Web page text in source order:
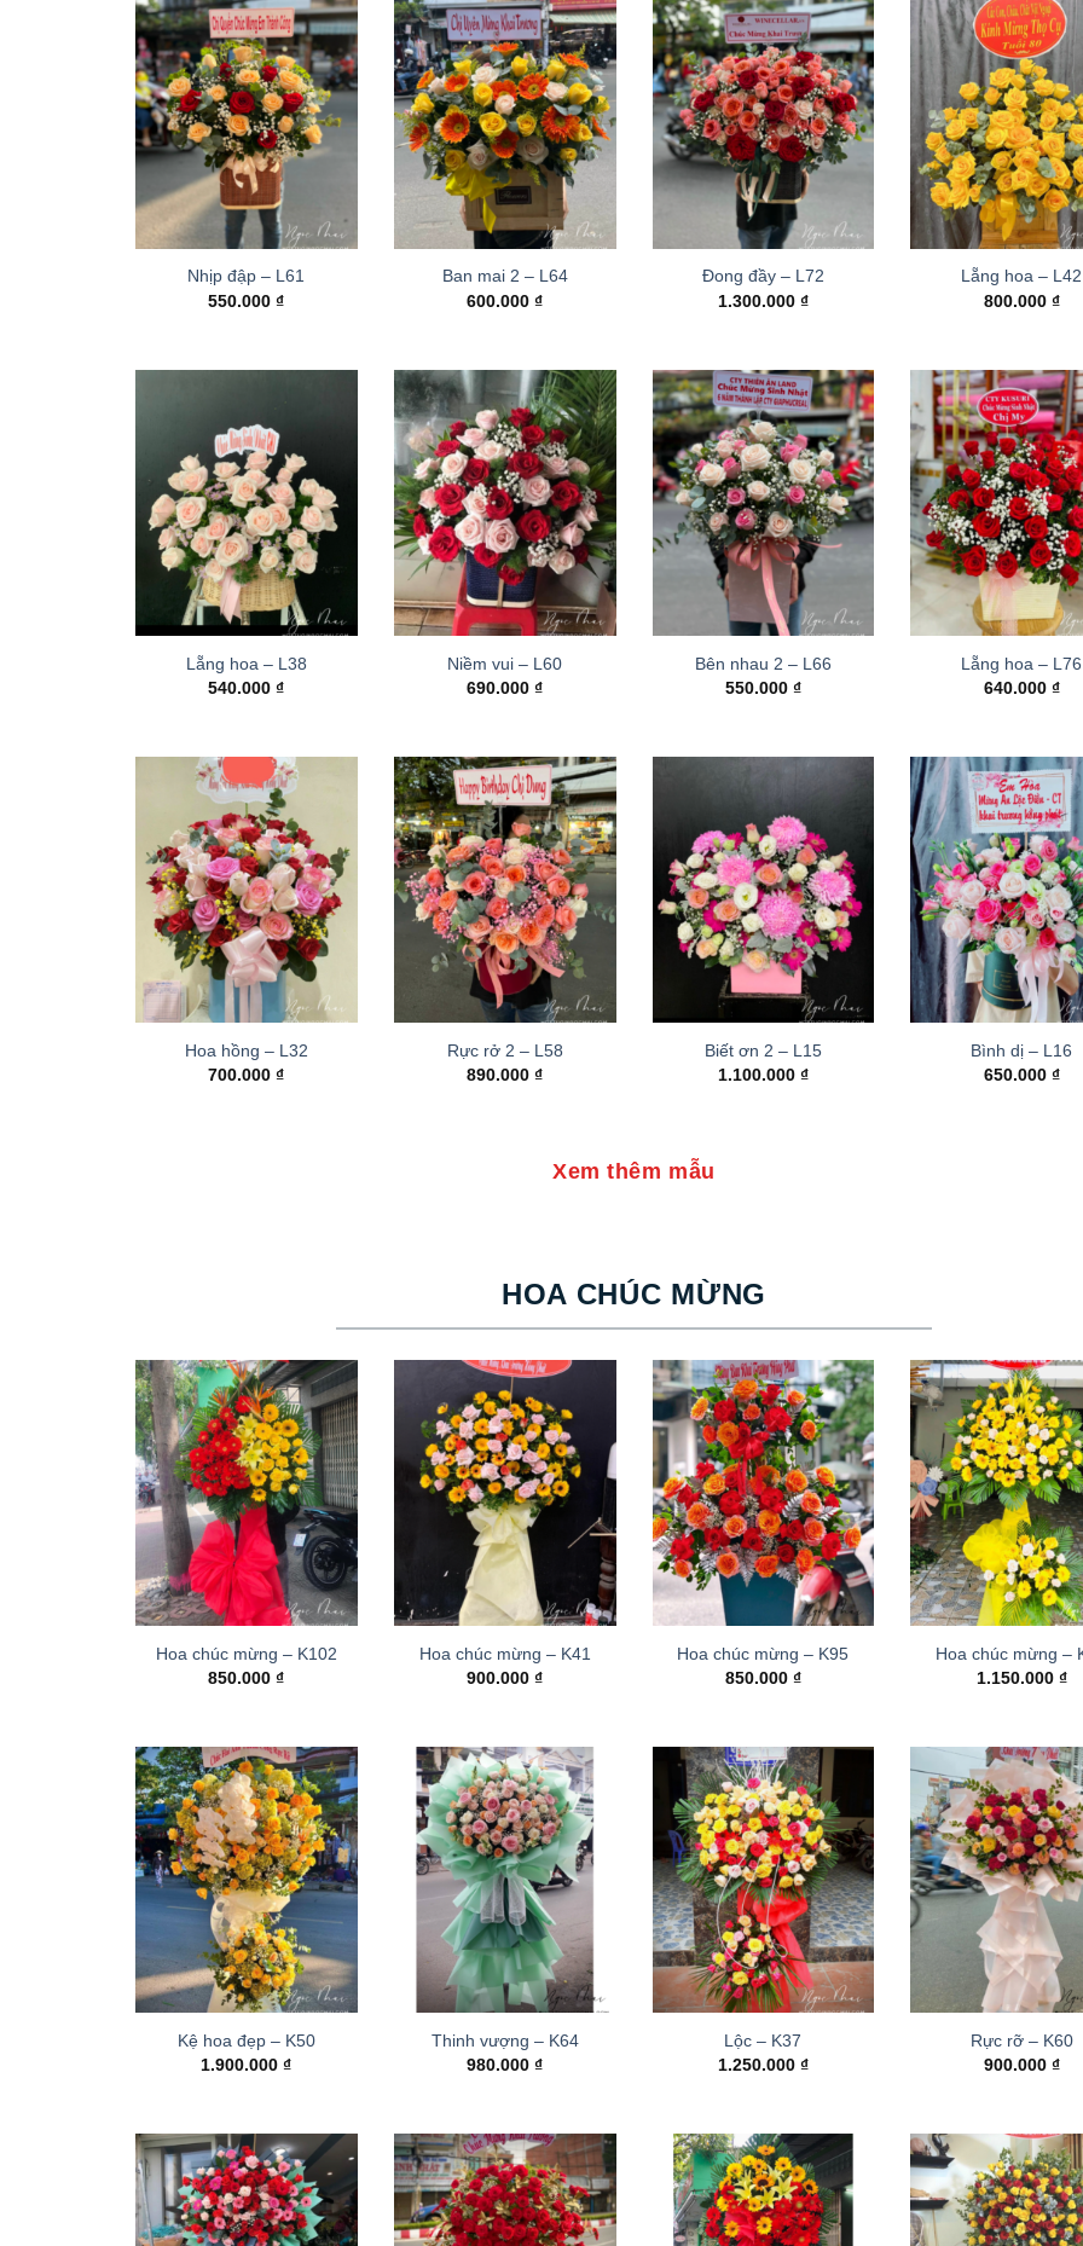
Nhịp đập – L61
550.000₫
Ban mai 2 – L64
600.000₫
Đong đầy – L72
1.300.000 ₫
Lẵng hoa – L42
800.000 ₫
Lẵng hoa – L38
540.000₫
Niềm vui – L60
690.000₫
Bên nhau 2 – L66
550.000 ₫
Lẵng hoa – L76
640.000 ₫
Hoa hồng – L32
700.000₫
Rực rở 2 – L58
890.000₫
Biết ơn 2 – L15
1.100.000 ₫
Bình dị – L16
650.000 ₫
Xem thêm mẫu
HOA CHÚC MỪNG
Hoa chúc mừng – K102
850.000₫
Hoa chúc mừng – K41
900.000₫
Hoa chúc mừng – K95
850.000 ₫
Hoa chúc mừng –
1.150.000 ₫
Kệ hoa đẹp – K50
1.900.000₫
Thinh vượng – K64
980.000₫
Lộc – K37
1.250.000 ₫
Rực rỡ – K60
900.000 ₫